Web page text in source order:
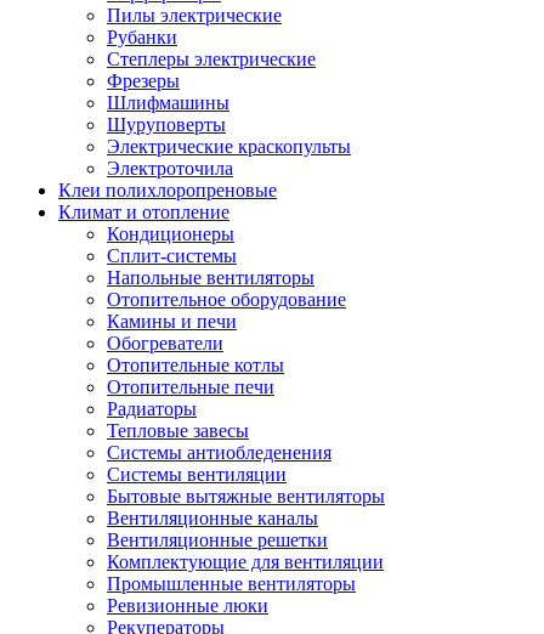
Пилы электрические
Рубанки
Степлеры электрические
Фрезеры
Шлифмашины
Шуруповерты
Электрические краскопульты
Электроточила
Клеи полихлоропреновые
Климат и отопление
Кондиционеры
Сплит-системы
Напольные вентиляторы
Отопительное оборудование
Камины и печи
Обогреватели
Отопительные котлы
Отопительные печи
Радиаторы
Тепловые завесы
Системы антиобледенения
Системы вентиляции
Бытовые вытяжные вентиляторы
Вентиляционные каналы
Вентиляционные решетки
Комплектующие для вентиляции
Промышленные вентиляторы
Ревизионные люки
Рекуператоры